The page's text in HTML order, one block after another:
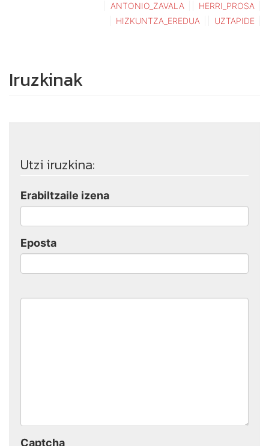
ANTONIO_ZAVALA
HERRI_PROSA
HIZKUNTZA_EREDUA
UZTAPIDE
Iruzkinak
Utzi iruzkina:
Erabiltzaile izena
Eposta
Captcha